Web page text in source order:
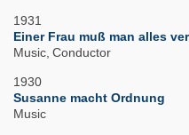
1931
Einer Frau muß man alles
Music Conductor
1930
Susanne macht Ordnung
Music